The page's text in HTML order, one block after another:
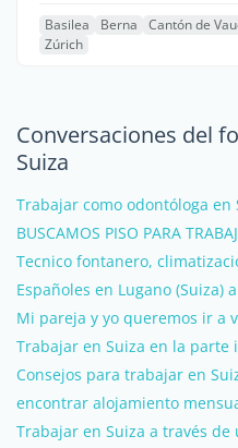
Basilea Berna Cantón de
Zúrich
Conversaciones del
Suiza
Trabajar como odontóloga en
BUSCAMOS PISO PARA
Tecnico fontanero,
Españoles en Lugano (Suiza)
Mi pareja y yo queremos ir a
Trabajar en Suiza en la parte
Consejos para trabajar en
encontrar alojamiento
Trabajar en Suiza a través de